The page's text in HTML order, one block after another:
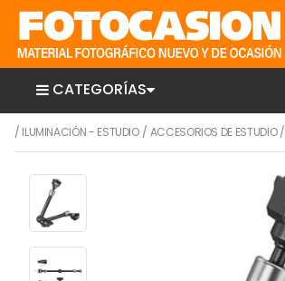
CATEGORÍAS
/ ILUMINACIÓN - ESTUDIO/ ACCESORIOS DE ESTUDIO/